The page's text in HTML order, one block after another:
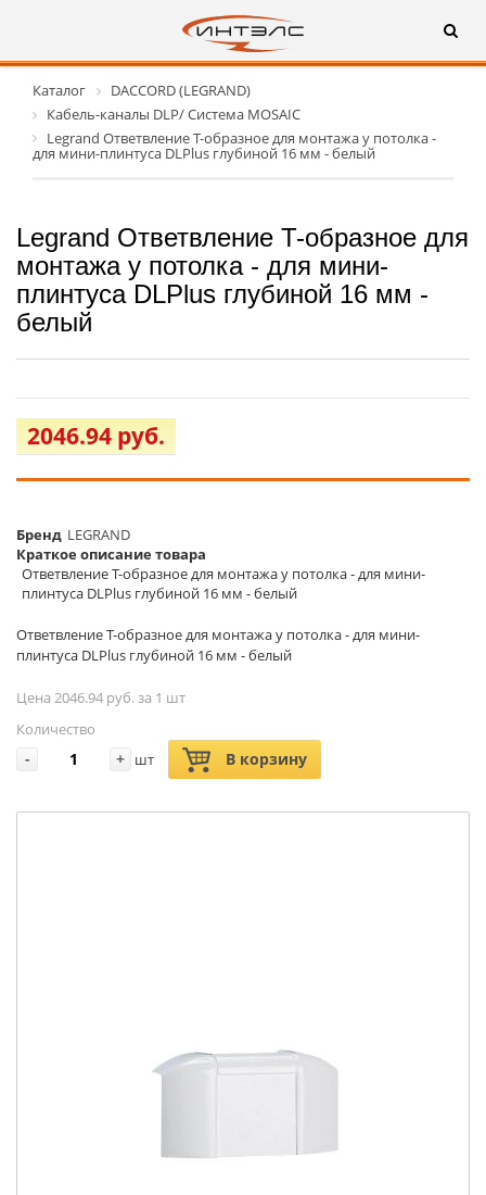
Каталог
DACCORD (LEGRAND)
Кабель-каналы DLP/ Система MOSAIC
Legrand Ответвление T-образное для монтажа у потолка -
для мини-плинтуса DLPlus глубиной 16 мм - белый
Legrand Ответвление T-образное для
монтажа у потолка - для мини-
плинтуса DLPlus глубиной 16 мм -
белый
2046.94 руб.
Бренд LEGRAND
Краткое описание товара
Ответвление T-образное для монтажа у потолка - для мини-
плинтуса DLPlus глубиной 16 мм - белый
Ответвление T-образное для монтажа у потолка - для мини-
плинтуса DLPlus глубиной 16 мм - белый
Цена 2046.94 руб. за 1 шт
Количество
- + шт В корзину